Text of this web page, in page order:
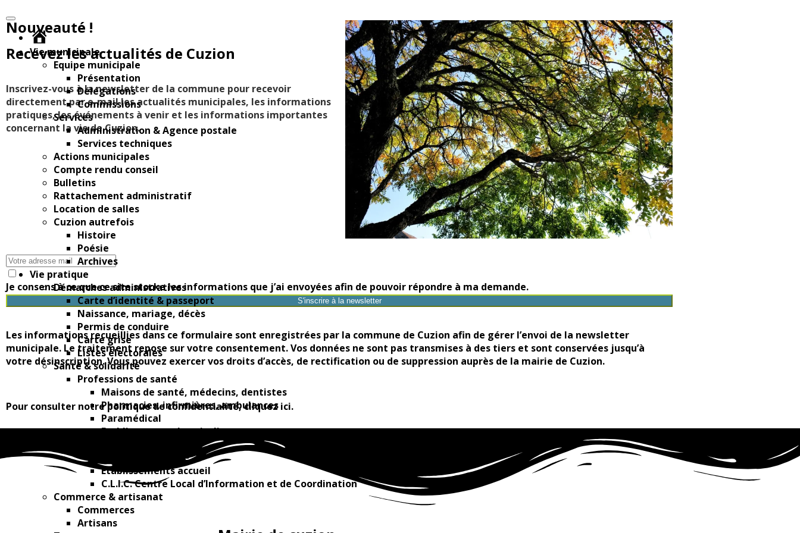
Accueil
Vie municipale
Equipe municipale
Présentation
Délégations
Commissions
Services
Administration & Agence postale
Services techniques
Actions municipales
Compte rendu conseil
Bulletins
Rattachement administratif
Location de salles
Cuzion autrefois
Histoire
Poésie
Archives
Vie pratique
Démarches administratives
Carte d’identité & passeport
Naissance, mariage, décès
Permis de conduire
Carte grise
Listes électorales
Santé & solidarité
Professions de santé
Maisons de santé, médecins, dentistes
Pharmacies, infirmières, ambulances
Paramédical
Etablissements hospitaliers
Aide à la personne
Etablissements accueil
C.L.I.C. Centre Local d’Information et de Coordination
Commerce & artisanat
Commerces
Artisans
Nouveauté !
Recevez les actualités de Cuzion
Inscrivez-vous à la newsletter de la commune pour recevoir
directement par e-mail les actualités municipales, les informations
pratiques, les événements à venir et les informations importantes
concernant la vie de Cuzion.
Je consens à ce que ce site stocke les informations que j’ai envoyées afin de pouvoir répondre à ma demande.
S'inscrire à la newsletter
Les informations recueillies dans ce formulaire sont enregistrées par la commune de Cuzion afin de gérer l’envoi de la newsletter
municipale. Le traitement repose sur votre consentement. Vos données ne sont pas transmises à des tiers et sont conservées jusqu’à
votre désinscription. Vous pouvez exercer vos droits d’accès, de rectification ou de suppression auprès de la mairie de Cuzion.
Pour consulter notre politique de confidentialité, cliquezici.